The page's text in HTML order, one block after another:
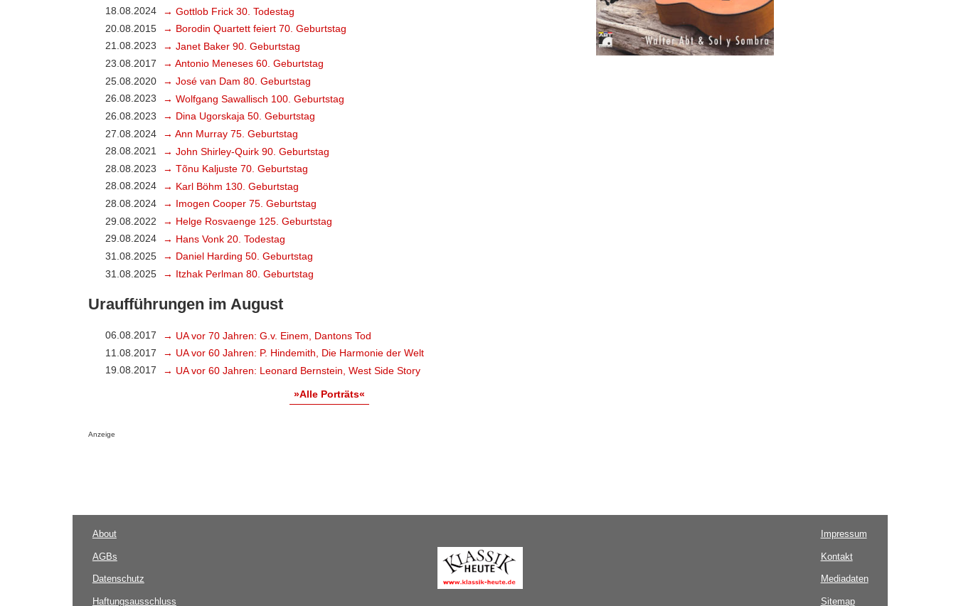
18.08.2024
→ Gottlob Frick 30. Todestag
20.08.2015
→ Borodin Quartett feiert 70. Geburtstag
21.08.2023
→ Janet Baker 90. Geburtstag
23.08.2017
→ Antonio Meneses 60. Geburtstag
25.08.2020
→ José van Dam 80. Geburtstag
26.08.2023
→ Wolfgang Sawallisch 100. Geburtstag
26.08.2023
→ Dina Ugorskaja 50. Geburtstag
27.08.2024
→ Ann Murray 75. Geburtstag
28.08.2021
→ John Shirley-Quirk 90. Geburtstag
28.08.2023
→ Tõnu Kaljuste 70. Geburtstag
28.08.2024
→ Karl Böhm 130. Geburtstag
28.08.2024
→ Imogen Cooper 75. Geburtstag
29.08.2022
→ Helge Rosvaenge 125. Geburtstag
29.08.2024
→ Hans Vonk 20. Todestag
31.08.2025
→ Daniel Harding 50. Geburtstag
31.08.2025
→ Itzhak Perlman 80. Geburtstag
Uraufführungen im August
06.08.2017
→ UA vor 70 Jahren: G.v. Einem, Dantons Tod
11.08.2017
→ UA vor 60 Jahren: P. Hindemith, Die Harmonie der Welt
19.08.2017
→ UA vor 60 Jahren: Leonard Bernstein, West Side Story
»Alle Porträts«
Anzeige
About
AGBs
Datenschutz
Haftungsausschluss
Impressum
Kontakt
Mediadaten
Sitemap